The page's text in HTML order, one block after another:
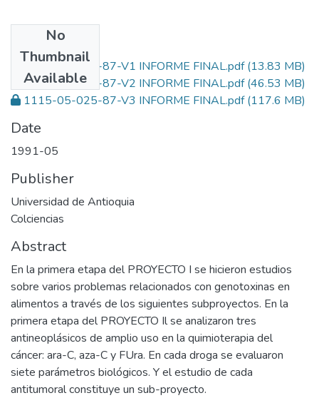
No
Thumbnail
Available
1115-05-025-87-V1 INFORME FINAL.pdf(13.83 MB)
1115-05-025-87-V2 INFORME FINAL.pdf(46.53 MB)
1115-05-025-87-V3 INFORME FINAL.pdf(117.6 MB)
Date
1991-05
Publisher
Universidad de Antioquia
Colciencias
Abstract
En la primera etapa del PROYECTO I se hicieron estudios
sobre varios problemas relacionados con genotoxinas en
alimentos a través de los siguientes subproyectos. En la
primera etapa del PROYECTO Il se analizaron tres
antineoplásicos de amplio uso en la quimioterapia del
cáncer: ara-C, aza-C y FUra. En cada droga se evaluaron
siete parámetros biológicos. Y el estudio de cada
antitumoral constituye un sub-proyecto.